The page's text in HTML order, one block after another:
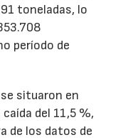
toneladas, lo
período de
situaron en
del 11,5 %,
de los datos de